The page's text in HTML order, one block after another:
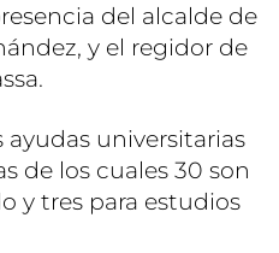
del alcalde de
y el regidor de
ayudas universitarias
de los cuales 30 son
y tres para estudios